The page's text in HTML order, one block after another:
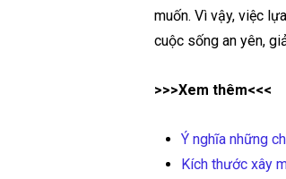
muốn. Vì vậy, việc
cuộc sống an yên,
>>>Xem thêm<<<
Ý nghĩa những
Kích thước xây